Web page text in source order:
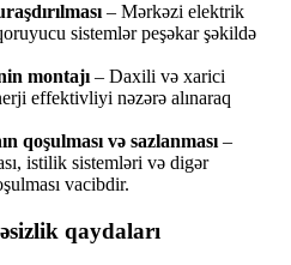
– Mərkəzi elektrik
sistemlər peşəkar şəkildə
montajı – Daxili və xarici
effektivliyi nəzərə alınaraq
qoşulması və sazlanması –
istilik sistemləri və digər
vacibdir.
qaydaları